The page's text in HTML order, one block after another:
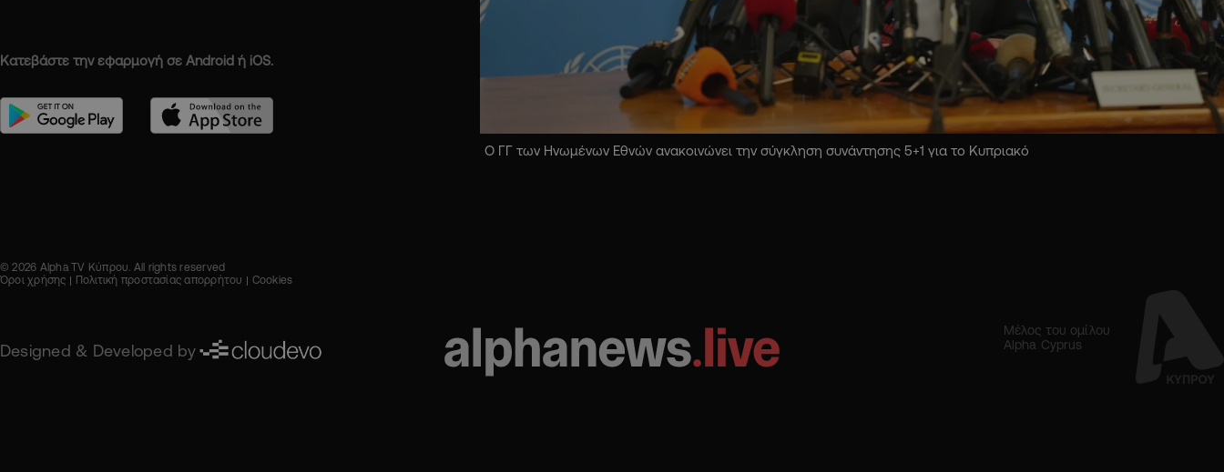
Κατεβάστε την εφαρμογή σε Android ή iOS.
Ο ΓΓ των Ηνωμένων Εθνών ανακοινώνει την σύγκληση συνάντησης 5+1 για το Κυπριακό
© 2026 Alpha TV Κύπρου. All rights reserved
Όροι χρήσης
Πολιτική προστασίας απορρήτου Cookies
Designed & Developed by
Μέλος του ομίλου
Alpha Cyprus